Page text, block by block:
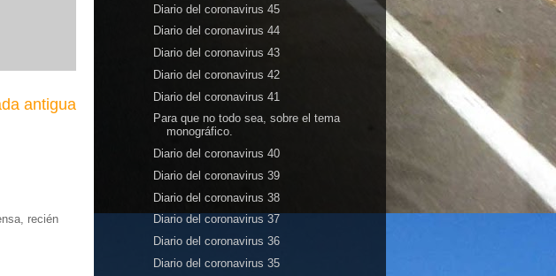
antigua
recién
Diario del coronavirus 45
Diario del coronavirus 44
Diario del coronavirus 43
Diario del coronavirus 42
Diario del coronavirus 41
Para que no todo sea, sobre el tema
monográfico.
Diario del coronavirus 40
Diario del coronavirus 39
Diario del coronavirus 38
Diario del coronavirus 37
Diario del coronavirus 36
Diario del coronavirus 35